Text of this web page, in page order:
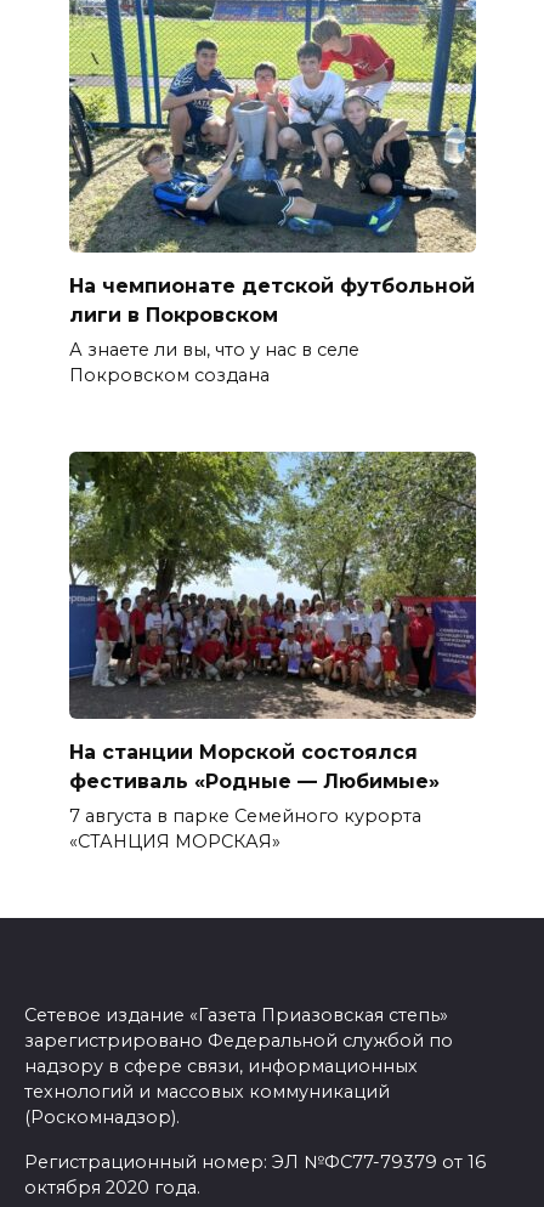
На чемпионате детской футбольной
лиги в Покровском
А знаете ли вы, что у нас в селе
Покровском создана
На станции Морской состоялся
фестиваль «Родные — Любимые»
7 августа в парке Семейного курорта
«СТАНЦИЯ МОРСКАЯ»
Сетевое издание «Газета Приазовская степь»
зарегистрировано Федеральной службой по
надзору в сфере связи, информационных
технологий и массовых коммуникаций
(Роскомнадзор).
Регистрационный номер: ЭЛ №ФС77-79379 от 16
октября 2020 года.